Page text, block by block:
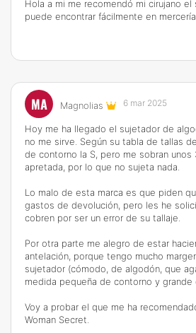
Hola a mi me recomendó mi cirujano
puede encontrar fácilmente en
MA Magnolias 6 mar 2025
Hoy me ha llegado el sujetador de
no me sirve. Según su tabla de tallas
de contorno la S, pero me sobran unos
apretada, por lo que no sujeta nada.
Lo malo de esta marca es que piden
gastos de devolución, pero les he
cobren por ser un error de su tallaje.
Por otra parte me alegro de estar
antelación, porque tengo mucho
sujetador (cómodo, de algodón, que
medida pequeña de contorno y grande
Voy a probar el que me ha
Woman Secret.